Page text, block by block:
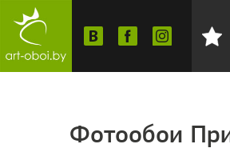
Фотообои